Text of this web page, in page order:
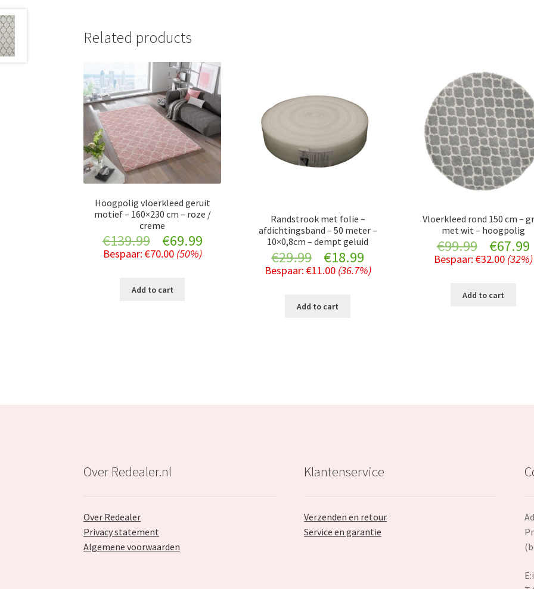
Related products
Hoogpolig vloerkleed geruit
motief – 160×230 cm – roze /
creme
€139.99
Original
price
was:
€69.99Current
Bespaar: €70.00 (50%)
Add to cart
Randstrook met folie –
afdichtingsband – 50 meter –
10×0,8cm – dempt geluid
€29.99
Original
price
was:
€18.99
price
Bespaar: €11.00 (36.7%)
Add to cart
Vloerkleed rond 150 cm –
met wit – hoogpolig
€99.99
Original
price
was:
€67.99
Bespaar: €32.00 (32%)
Add to cart
Over Redealer.nl
Over Redealer
Privacy statement
Algemene voorwaarden
Klantenservice
Verzenden en retour
Service en garantie
E: